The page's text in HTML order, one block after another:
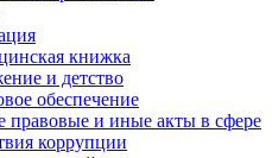
книжка
и детство
обеспечение
правовые и иные акты в сфере
коррупции